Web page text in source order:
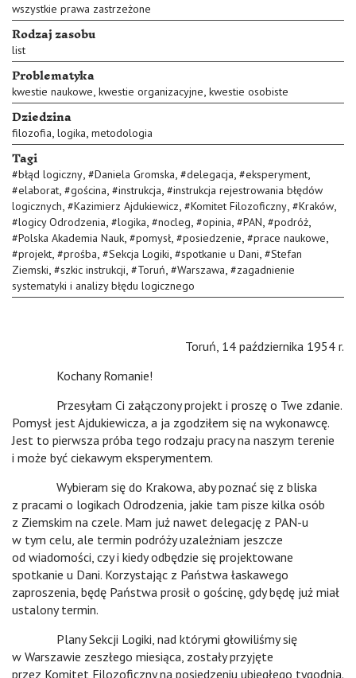
wszystkie prawa zastrzeżone
Rodzaj zasobu
list
Problematyka
kwestie naukowe, kwestie organizacyjne, kwestie osobiste
Dziedzina
filozofia, logika, metodologia
Tagi
#błąd logiczny, #Daniela Gromska, #delegacja, #eksperyment,
#elaborat, #gościna, #instrukcja, #instrukcja rejestrowania błędów
logicznych, #Kazimierz Ajdukiewicz, #Komitet Filozoficzny, #Kraków,
#logicy Odrodzenia, #logika, #nocleg, #opinia, #PAN, #podróż,
#Polska Akademia Nauk, #pomysł, #posiedzenie, #prace naukowe,
#projekt, #prośba, #Sekcja Logiki, #spotkanie u Dani, #Stefan
Ziemski, #szkic instrukcji, #Toruń, #Warszawa, #zagadnienie
systematyki i analizy błędu logicznego
Toruń, 14 października 1954 r.
Kochany Romanie!
Przesyłam Ci załączony projekt i proszę o Twe zdanie.
Pomysł jest Ajdukiewicza, a ja zgodziłem się na wykonawcę.
Jest to pierwsza próba tego rodzaju pracy na naszym terenie
i może być ciekawym eksperymentem.
Wybieram się do Krakowa, aby poznać się z bliska
z pracami o logikach Odrodzenia, jakie tam pisze kilka osób
z Ziemskim na czele. Mam już nawet delegację z PAN-u
w tym celu, ale termin podróży uzależniam jeszcze
od wiadomości, czy i kiedy odbędzie się projektowane
spotkanie u Dani. Korzystając z Państwa łaskawego
zaproszenia, będę Państwa prosił o gościnę, gdy będę już miał
ustalony termin.
Plany Sekcji Logiki, nad którymi głowiliśmy się
w Warszawie zeszłego miesiąca, zostały przyjęte
przez Komitet Filozoficzny na posiedzeniu ubiegłego tygodnia.